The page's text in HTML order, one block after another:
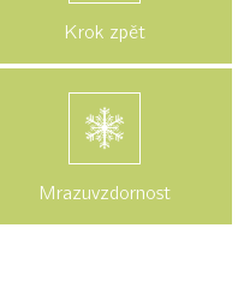
Krok zpět
Mrazuvzdornost